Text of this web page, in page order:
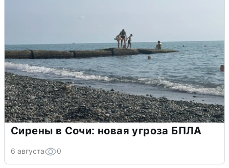
Сирены в Сочи: новая угроза БПЛА
6 августа 0